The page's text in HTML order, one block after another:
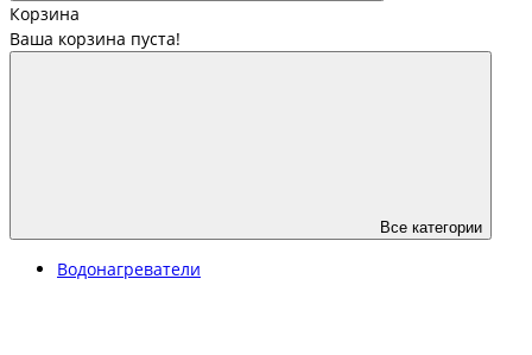
Корзина
Ваша корзина пуста!
Все категории
Водонагреватели